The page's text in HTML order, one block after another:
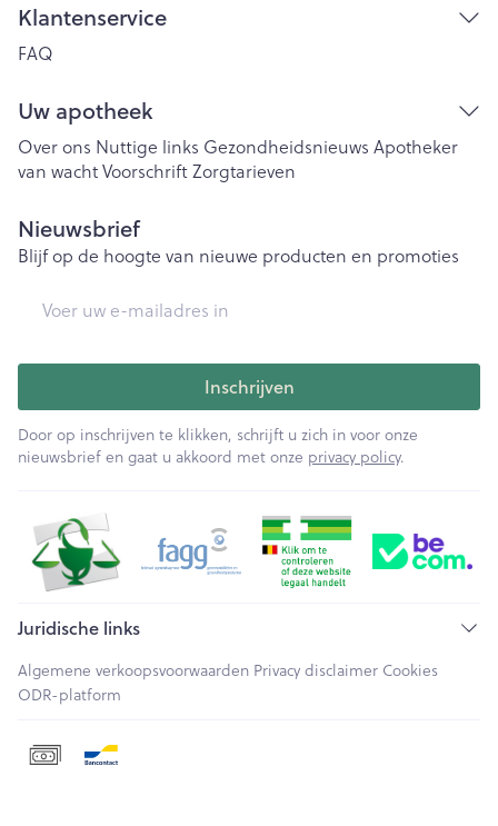
Klantenservice
FAQ
Uw apotheek
Over ons Nuttige links Gezondheidsnieuws Apotheker
van wachtVoorschriftZorgtarieven
Nieuwsbrief
Blijf op de hoogte van nieuwe producten en promoties
Inschrijven
Door op inschrijven te klikken, schrijft u zich in voor onze
nieuwsbrief en gaat u akkoord met onze privacy policy.
Juridische links
Algemene verkoopsvoorwaarden Privacy disclaimer Cookies
ODR-platform